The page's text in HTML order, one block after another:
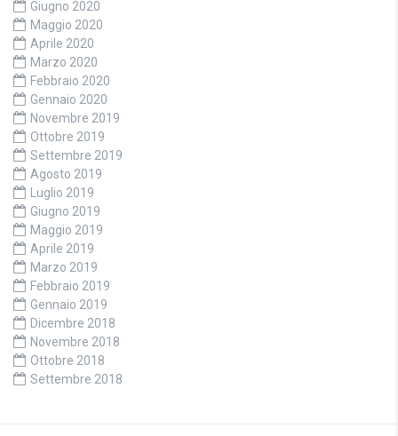
Giugno 2020
Maggio 2020
Aprile 2020
Marzo 2020
Febbraio 2020
Gennaio 2020
Novembre 2019
Ottobre 2019
Settembre 2019
Agosto 2019
Luglio 2019
Giugno 2019
Maggio 2019
Aprile 2019
Marzo 2019
Febbraio 2019
Gennaio 2019
Dicembre 2018
Novembre 2018
Ottobre 2018
Settembre 2018